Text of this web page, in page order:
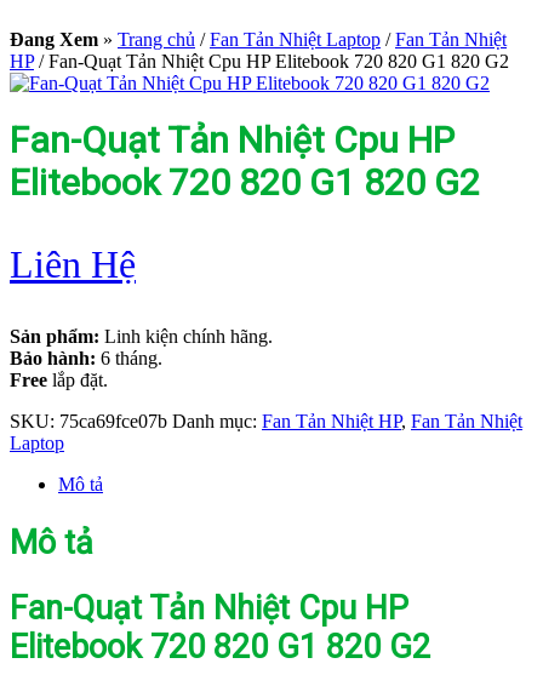
Đang Xem » Trang chủ / Fan Tản Nhiệt Laptop / Fan Tản Nhiệt
HP /Fan-Quạt Tản Nhiệt Cpu HP Elitebook 720 820 G1 820 G2
Fan-Quạt Tản Nhiệt Cpu HP
Elitebook 720 820 G1 820 G2
Liên Hệ
Sản phẩm: Linh kiện chính hãng.
Bảo hành: 6 tháng.
Free lắp đặt.
SKU: 75ca69fce07b Danh mục: Fan Tản Nhiệt HP, Fan Tản Nhiệt
Laptop
Mô tả
Mô tả
Fan-Quạt Tản Nhiệt Cpu HP
Elitebook 720 820 G1 820 G2